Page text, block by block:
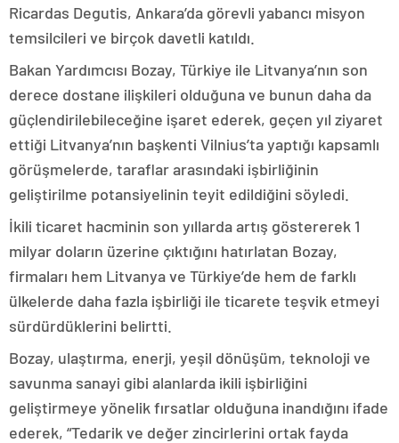
Ricardas Degutis, Ankara’da görevli yabancı misyon
temsilcileri ve birçok davetli katıldı.
Bakan Yardımcısı Bozay, Türkiye ile Litvanya’nın son
derece dostane ilişkileri olduğuna ve bunun daha da
güçlendirilebileceğine işaret ederek, geçen yıl ziyaret
ettiği Litvanya’nın başkenti Vilnius’ta yaptığı kapsamlı
görüşmelerde, taraflar arasındaki işbirliğinin
geliştirilme potansiyelinin teyit edildiğini söyledi.
İkili ticaret hacminin son yıllarda artış göstererek 1
milyar doların üzerine çıktığını hatırlatan Bozay,
firmaları hem Litvanya ve Türkiye’de hem de farklı
ülkelerde daha fazla işbirliği ile ticarete teşvik etmeyi
sürdürdüklerini belirtti.
Bozay, ulaştırma, enerji, yeşil dönüşüm, teknoloji ve
savunma sanayi gibi alanlarda ikili işbirliğini
geliştirmeye yönelik fırsatlar olduğuna inandığını ifade
ederek, “Tedarik ve değer zincirlerini ortak fayda